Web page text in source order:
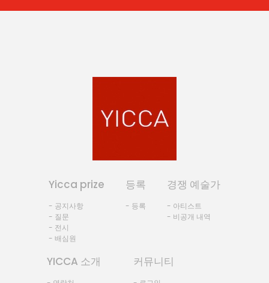
Yicca prize
- 공지사항
- 질문
- 전시
- 배심원
등록
- 등록
경쟁 예술가
- 아티스트
- 비공개 내역
YICCA 소개 커뮤니티